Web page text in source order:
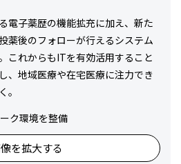
電子薬歴の機能拡充に加え、新た
薬後のフォローが行えるシステム
これからもITを有効活用すること
、地域医療や在宅医療に注力でき
。
を拡大する